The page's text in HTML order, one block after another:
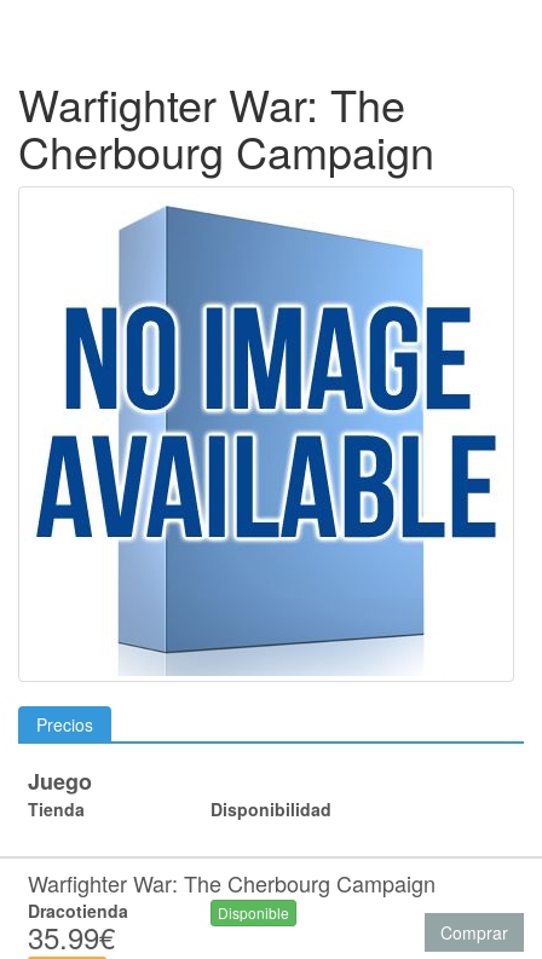
Warfighter War: The
Cherbourg Campaign
Precios
Juego
Tienda Disponibilidad
Warfighter War: The Cherbourg Campaign
Dracotienda
35.99€
Disponible
Comprar